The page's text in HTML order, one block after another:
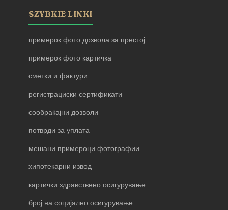
SZYBKIE LINKI
примерок фото дозвола за престој
примерок фото картичка
сметки и фактури
регистрациски сертификати
сообраќајни дозволи
потврди за уплата
мешани примероци фотографии
хипотекарни извод
картички здравствено осигурување
број на социјално осигурување